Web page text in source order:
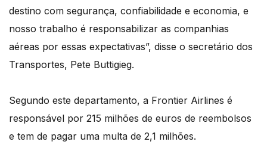
destino com segurança, confiabilidade e economia, e
nosso trabalho é responsabilizar as companhias
aéreas por essas expectativas”, disse o secretário dos
Transportes, Pete Buttigieg.
Segundo este departamento, a Frontier Airlines é
responsável por 215 milhões de euros de reembolsos
e tem de pagar uma multa de 2,1 milhões.